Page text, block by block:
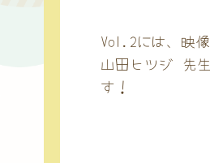
Vol.2には、映
山田ヒツジ 先
す！